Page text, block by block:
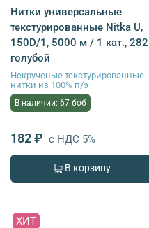
Нитки универсальные
текстурированные Nitka U,
150D/1, 5000 м / 1 кат., 282
голубой
Некрученые текстурированные
нитки из 100% п/э
В наличии: 67 боб
182 ₽ с НДС 5%
В корзину
ХИТ